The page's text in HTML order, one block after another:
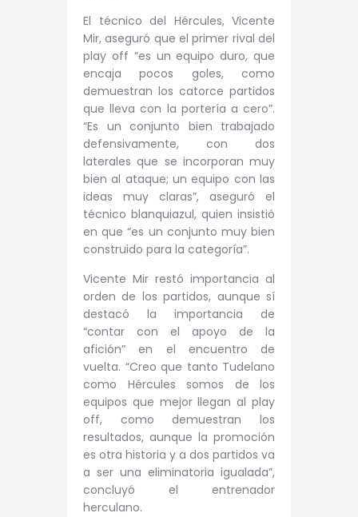
El técnico del Hércules, Vicente
Mir, aseguró que el primer rival del
play off “es un equipo duro, que
encaja pocos goles, como
demuestran los catorce partidos
que lleva con la portería a cero”.
“Es un conjunto bien trabajado
defensivamente, con dos
laterales que se incorporan muy
bien al ataque; un equipo con las
ideas muy claras”, aseguró el
técnico blanquiazul, quien insistió
en que “es un conjunto muy bien
construido para la categoría”.
Vicente Mir restó importancia al
orden de los partidos, aunque sí
destacó la importancia de
“contar con el apoyo de la
afición” en el encuentro de
vuelta. “Creo que tanto Tudelano
como Hércules somos de los
equipos que mejor llegan al play
off, como demuestran los
resultados, aunque la promoción
es otra historia y a dos partidos va
a ser una eliminatoria igualada”,
concluyó el entrenador
herculano.